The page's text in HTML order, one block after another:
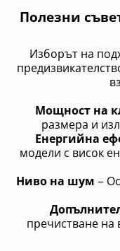
Полезни
Изборът на
Мощност на
размера и
Енергийна
модели с висок
Ниво на шум –
пречистване на